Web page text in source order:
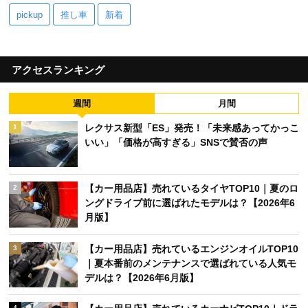
pickup 推し車 新着
アクセスランキング
週間 月間
1
レクサス新型「ES」発売！「未来感あってかっこ
いい」「価格が高すぎる」SNSで賛否の声
2
【カー用品店】売れているタイヤTOP10｜夏のロ
ングドライブ前に選ばれたモデルは？【2026年6
月版】
3
【カー用品店】売れているエンジンオイルTOP10
｜夏本番前のメンテナンスで選ばれている人気モ
デルは？【2026年6月版】